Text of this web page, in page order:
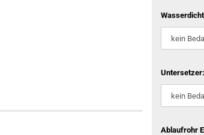
Untersetzer:
Ablaufrohr